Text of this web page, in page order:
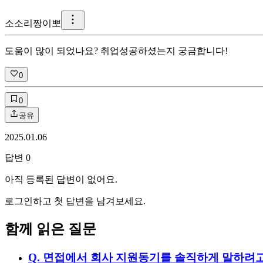
소소리짱이뽀
도움이 많이 되었나요? 취업성공하셨는지 궁금합니다!
0
0
공유
2025.01.06
답변 0
아직 등록된 답변이 없어요.
로그인하고 첫 답변을 남겨보세요.
함께 읽은 질문
Q. 면접에서 회사 지원동기를 솔직하게 말하려